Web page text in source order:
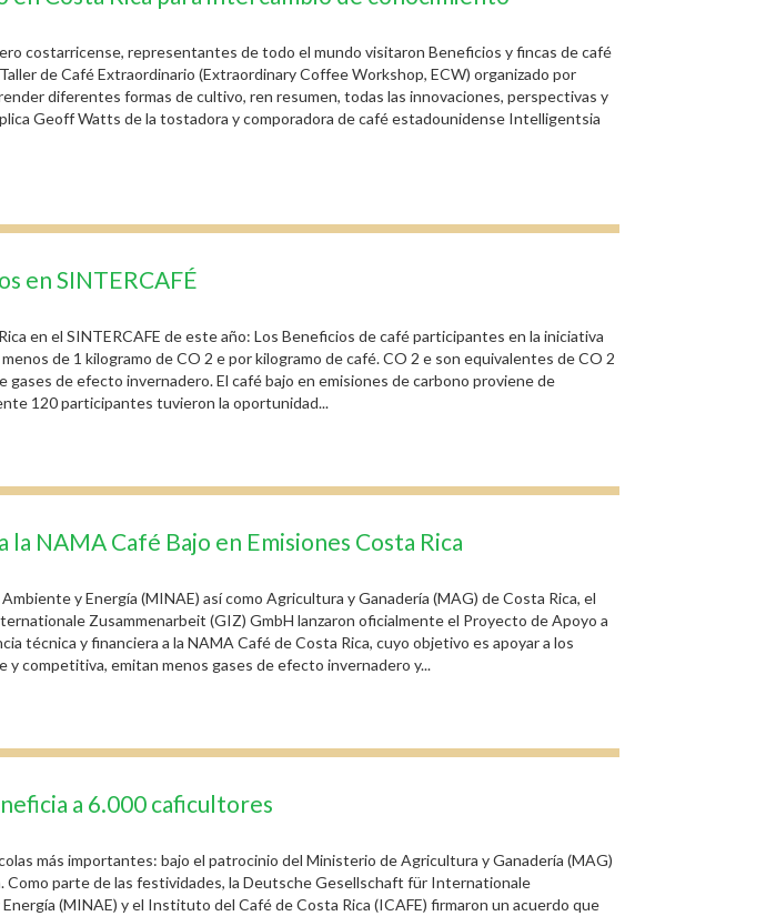
costarricense, representantes de todo el mundo visitaron Beneficios y fincas de café
de Café Extraordinario (Extraordinary Coffee Workshop, ECW) organizado por
diferentes formas de cultivo, ren resumen, todas las innovaciones, perspectivas y
Geoff Watts de la tostadora y comporadora de café estadounidense Intelligentsia
en SINTERCAFÉ
en el SINTERCAFE de este año: Los Beneficios de café participantes en la iniciativa
de 1 kilogramo de CO 2 e por kilogramo de café. CO 2 e son equivalentes de CO 2
de efecto invernadero. El café bajo en emisiones de carbono proviene de
120 participantes tuvieron la oportunidad...
NAMA Café Bajo en Emisiones Costa Rica
y Energía (MINAE) así como Agricultura y Ganadería (MAG) de Costa Rica, el
Zusammenarbeit (GIZ) GmbH lanzaron oficialmente el Proyecto de Apoyo a
técnica y financiera a la NAMA Café de Costa Rica, cuyo objetivo es apoyar a los
competitiva, emitan menos gases de efecto invernadero y...
a 6.000 caficultores
más importantes: bajo el patrocinio del Ministerio de Agricultura y Ganadería (MAG)
Como parte de las festividades, la Deutsche Gesellschaft für Internationale
(MINAE) y el Instituto del Café de Costa Rica (ICAFE) firmaron un acuerdo que